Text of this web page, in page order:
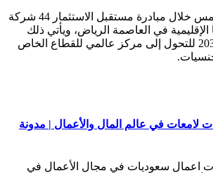
استقطبت السعودية أمس خلال مبادرة مستقبل الاستثمار 44 شركة
الإقليمية في العاصمة الرياض، ويأتي ذلك
ضمن رؤية المملكة 2030 للتحول إلى مركز عالمي للقطاع الخاص
لامعات في عالم المال والأعمال | مدونة
اعمال سعوديات في مجال الأعمال في